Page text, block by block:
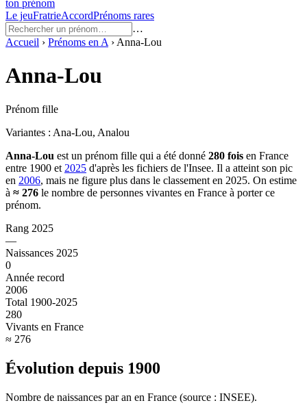
ton prénom
Le jeuFratrieAccordPrénoms rares
…
Accueil › Prénoms en A › Anna-Lou
Anna-Lou
Prénom fille
Variantes : Ana-Lou, Analou
Anna-Lou est un prénom fille qui a été donné 280 fois en France
entre 1900 et 2025 d'après les fichiers de l'Insee. Il a atteint son pic
en 2006, mais ne figure plus dans le classement en 2025. On estime
à ≈ 276 le nombre de personnes vivantes en France à porter ce
prénom.
Rang 2025
—
Naissances 2025
0
Année record
2006
Total 1900-2025
280
Vivants en France
≈ 276
Évolution depuis 1900
Nombre de naissances par an en France (source : INSEE).